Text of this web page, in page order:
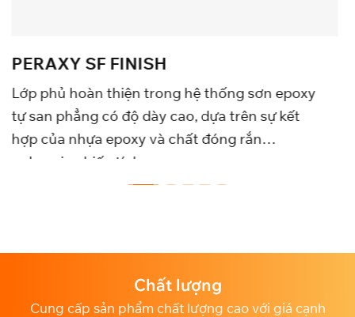
hệ thống sơn epoxy
dựa trên sự kết
đóng rắn
Sơn trung gian trong hệ
san phẳng có độ dày
của nhựa Epoxy, chất
lượng cao với giá cạnh
Dịch vụ chăm sóc khách